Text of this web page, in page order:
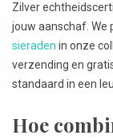
Zilver
jouw aanschaf. We
sieraden in onze
verzending en
standaard in een
Hoe